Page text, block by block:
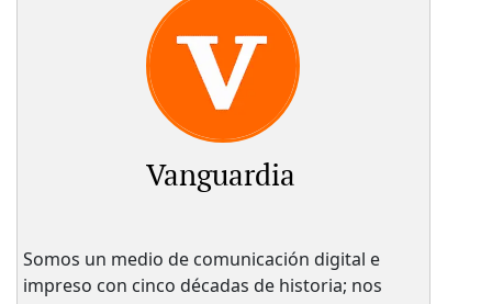
Vanguardia
Somos un medio de comunicación digital e
impreso con cinco décadas de historia; nos